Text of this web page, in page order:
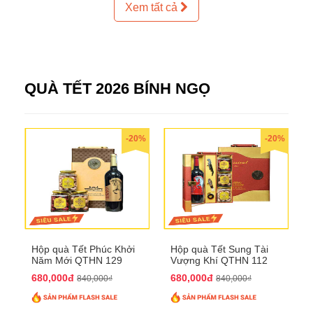
Xem tất cả
QUÀ TẾT 2026 BÍNH NGỌ
-20%
Hộp quà Tết Phúc Khởi
Năm Mới QTHN 129
680,000đ 840,000₫
-20%
Hộp quà Tết Sung Tài
Vượng Khí QTHN 112
680,000đ 840,000₫